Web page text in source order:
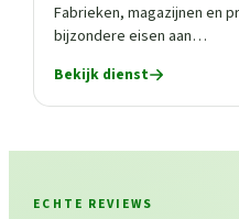
Fabrieken, magazijnen en
bijzondere eisen aan…
Bekijk dienst
ECHTE REVIEWS